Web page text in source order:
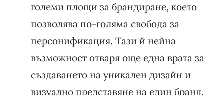
големи площи за брандиране, което
позволява по-голяма свобода за
персонификация. Тази й нейна
възможност отваря още една врата за
създаването на уникален дизайн и
визуално представяне на един бранд.